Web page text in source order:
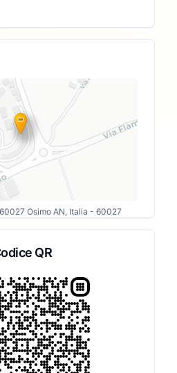
Osimo AN, Italia - 60027
QR